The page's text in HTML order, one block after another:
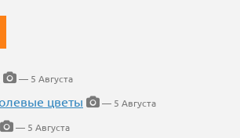
— 5 Августа
цветы
— 5 Августа
— 5 Августа